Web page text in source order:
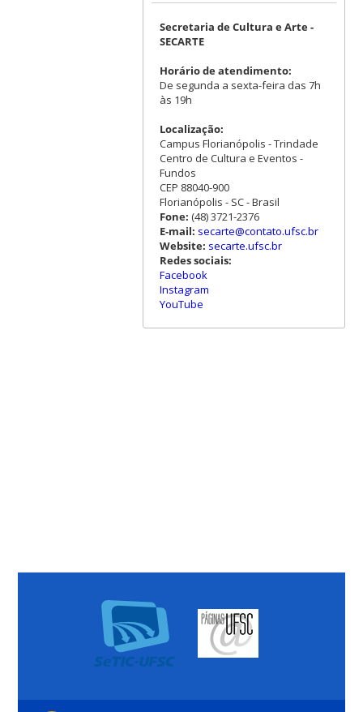
Secretaria de Cultura e Arte -
SECARTE
Horário de atendimento:
De segunda a sexta-feira das 7h
às 19h
Localização:
Campus Florianópolis - Trindade
Centro de Cultura e Eventos -
Fundos
CEP 88040-900
Florianópolis - SC - Brasil
Fone: (48) 3721-2376
E-mail: secarte@contato.ufsc.br
Website: secarte.ufsc.br
Redes sociais:
Facebook
Instagram
YouTube